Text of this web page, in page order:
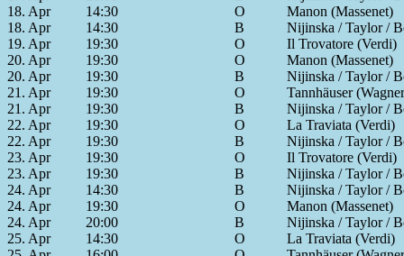
18. Apr
14:30 O
Manon (Massenet)
18. Apr
14:30 B
Nijinska / Taylor /
19. Apr
19:30 O
Il Trovatore (Verdi)
20. Apr
19:30 O
Manon (Massenet)
20. Apr
19:30 B
Nijinska / Taylor /
21. Apr
19:30 O
Tannhäuser
21. Apr
19:30 B
Nijinska / Taylor /
22. Apr
19:30 O
La Traviata (Verdi)
22. Apr
19:30 B
Nijinska / Taylor /
23. Apr
19:30 O
Il Trovatore (Verdi)
23. Apr
19:30 B
Nijinska / Taylor /
24. Apr
14:30 B
Nijinska / Taylor /
24. Apr
19:30 O
Manon (Massenet)
24. Apr
20:00 B
Nijinska / Taylor /
25. Apr
14:30 O
La Traviata (Verdi)